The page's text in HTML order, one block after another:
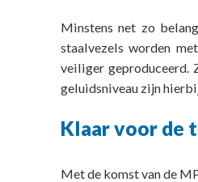
Minstens net zo
staalvezels worden
veiliger geproduceerd.
geluidsniveau zijn
Klaar voor de
Met de komst van de